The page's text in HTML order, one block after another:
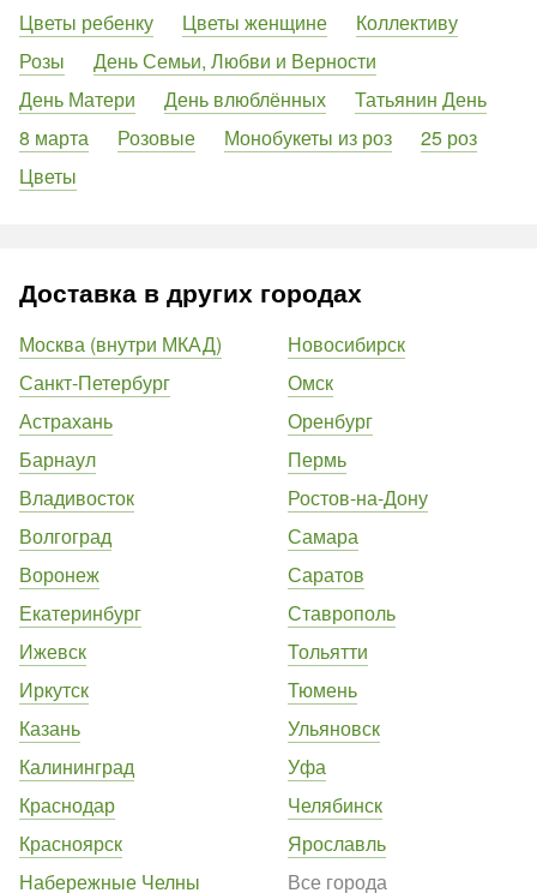
Цветы ребенку Цветы женщине
Коллективу
Розы
День Семьи, Любви и Верности
День Матери
День влюблённых
Татьянин День
8 марта
Розовые Монобукеты из роз
25 роз
Цветы
Доставка в других городах
Москва (внутри МКАД)
Санкт-Петербург
Астрахань
Барнаул
Владивосток
Волгоград
Воронеж
Екатеринбург
Ижевск
Иркутск
Казань
Калининград
Краснодар
Красноярск
Набережные Челны
Новосибирск
Омск
Оренбург
Пермь
Ростов-на-Дону
Самара
Саратов
Ставрополь
Тольятти
Тюмень
Ульяновск
Уфа
Челябинск
Ярославль
Все города